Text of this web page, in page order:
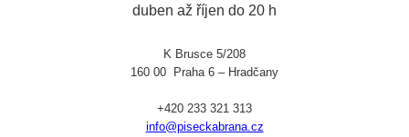
duben až říjen do 20 h
K Brusce 5/208
160 00 Praha 6 – Hradčany
+420 233 321 313
info@piseckabrana.cz